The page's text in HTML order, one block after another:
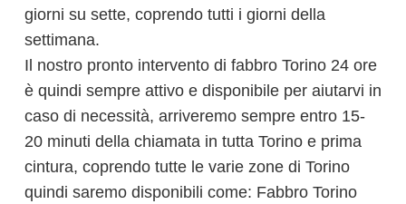
giorni su sette, coprendo tutti i giorni della
settimana.
Il nostro pronto intervento di fabbro Torino 24 ore
è quindi sempre attivo e disponibile per aiutarvi in
caso di necessità, arriveremo sempre entro 15-
20 minuti della chiamata in tutta Torino e prima
cintura, coprendo tutte le varie zone di Torino
quindi saremo disponibili come: Fabbro Torino